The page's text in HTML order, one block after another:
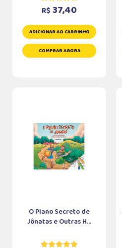
R$ 37,40
ADICIONAR AO CARRINHO
COMPRAR AGORA
O Plano Secreto de
Jônatas e Outras H...